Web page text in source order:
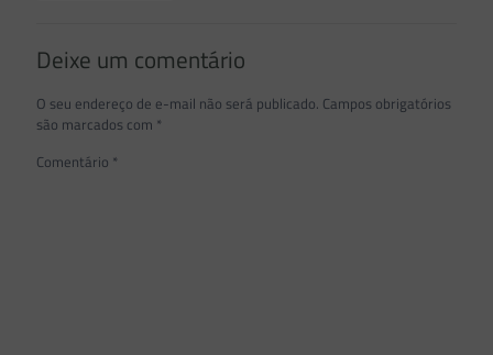
Deixe um comentário
O seu endereço de e-mail não será publicado. Campos obrigatórios
são marcados com *
Comentário *